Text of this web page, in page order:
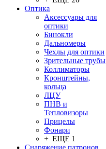
Оптика
Аксессуары для
оптики
Бинокли
Дальномеры
Чехлы для оптики
Зрительные трубы
Коллиматоры
Кронштейны,
кольца
ЛЦУ
ПНВ и
Тепловизоры
Прицелы
Фонари
+ ЕЩЕ 1
Снаряжение патронов